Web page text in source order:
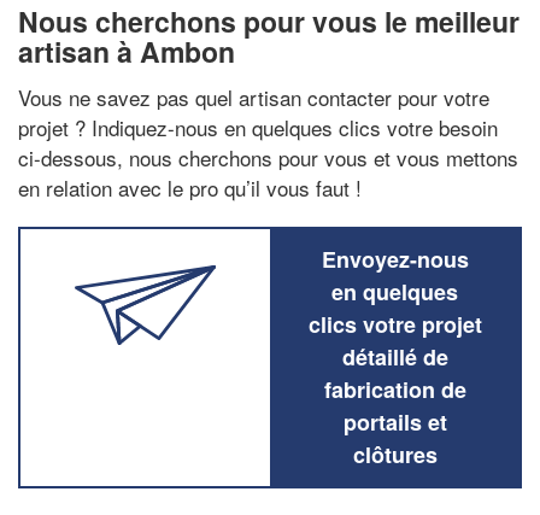
Nous cherchons pour vous le meilleur
artisan à Ambon
Vous ne savez pas quel artisan contacter pour votre
projet ? Indiquez-nous en quelques clics votre besoin
ci-dessous, nous cherchons pour vous et vous mettons
en relation avec le pro qu’il vous faut !
Envoyez-nous
en quelques
clics votre projet
détaillé de
fabrication de
portails et
clôtures